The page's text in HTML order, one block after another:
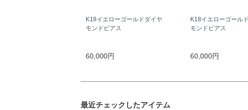
K18イエローゴールドダイヤ
モンドピアス
60,000円
K18イエローゴール
モンドピアス
60,000円
最近チェックしたアイテム